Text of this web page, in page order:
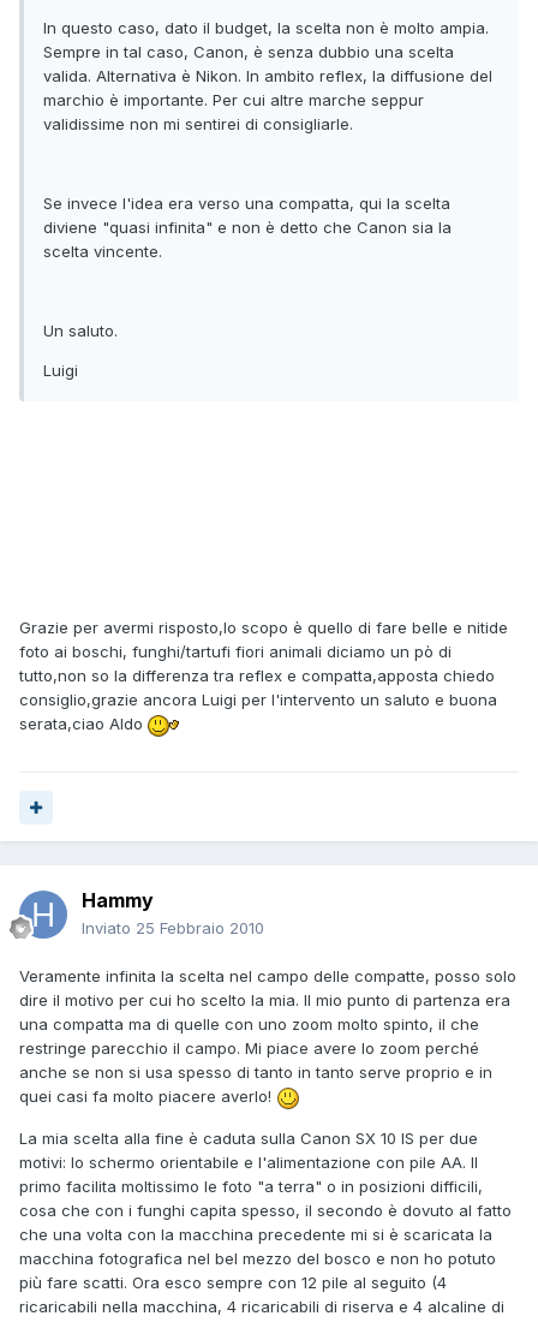
In questo caso, dato il budget, la scelta non è molto ampia.
Sempre in tal caso, Canon, è senza dubbio una scelta
valida. Alternativa è Nikon. In ambito reflex, la diffusione del
marchio è importante. Per cui altre marche seppur
validissime non mi sentirei di consigliarle.
Se invece l'idea era verso una compatta, qui la scelta
diviene "quasi infinita" e non è detto che Canon sia la
scelta vincente.
Un saluto.
Luigi
Grazie per avermi risposto,lo scopo è quello di fare belle e nitide
foto ai boschi, funghi/tartufi fiori animali diciamo un pò di
tutto,non so la differenza tra reflex e compatta,apposta chiedo
consiglio,grazie ancora Luigi per l'intervento un saluto e buona
serata,ciao Aldo
Hammy
Inviato 25 Febbraio 2010
Veramente infinita la scelta nel campo delle compatte, posso solo
dire il motivo per cui ho scelto la mia. Il mio punto di partenza era
una compatta ma di quelle con uno zoom molto spinto, il che
restringe parecchio il campo. Mi piace avere lo zoom perché
anche se non si usa spesso di tanto in tanto serve proprio e in
quei casi fa molto piacere averlo!
La mia scelta alla fine è caduta sulla Canon SX 10 IS per due
motivi: lo schermo orientabile e l'alimentazione con pile AA. Il
primo facilita moltissimo le foto "a terra" o in posizioni difficili,
cosa che con i funghi capita spesso, il secondo è dovuto al fatto
che una volta con la macchina precedente mi si è scaricata la
macchina fotografica nel bel mezzo del bosco e non ho potuto
più fare scatti. Ora esco sempre con 12 pile al seguito (4
ricaricabili nella macchina, 4 ricaricabili di riserva e 4 alcaline di